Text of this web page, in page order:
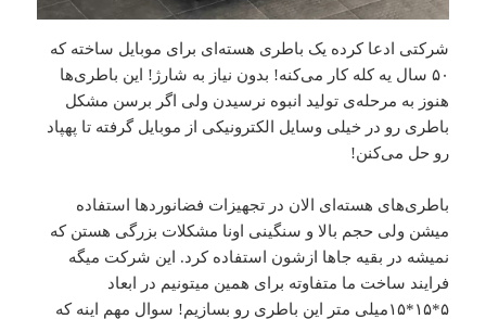
شرکتی ادعا کرده یک باطری هسته‌ای برای موبایل ساخته که
۵۰ سال یه کله کار می‌کنه! بدون نیاز به شارژ! این باطر‌ی‌ها
هنوز به مرحله‌ی تولید انبوه نرسیدن ولی اگر برسن مشکل
باطری رو در خیلی وسایل الکترونیکی از موبایل گرفته تا پهپاد
رو حل می‌کنن!
باطری‌های هسته‌ای ‏الان در تجهیزات فضانورد‌ها استفاده
میشن ولی حجم بالا و سنگینی اونا مشکلات بزرگی هستن که
نمیشه در بقیه جاها ازشون استفاده کرد. این شرکت میگه
فرایند ساخت ما متفاوته برای همین میتونیم در ابعاد
۵*۱۵*۱۵میلی متر این باطری رو بسازیم! سوال مهم اینه که